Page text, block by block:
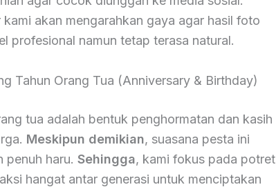
akan mengarahkan gaya agar hasil foto
profesional namun tetap terasa natural.
Tahun Orang Tua (Anniversary & Birthday)
tua adalah bentuk penghormatan dan kasih
Meskipun demikian, suasana pesta ini
penuh haru. Sehingga, kami fokus pada potret
hangat antar generasi untuk menciptakan